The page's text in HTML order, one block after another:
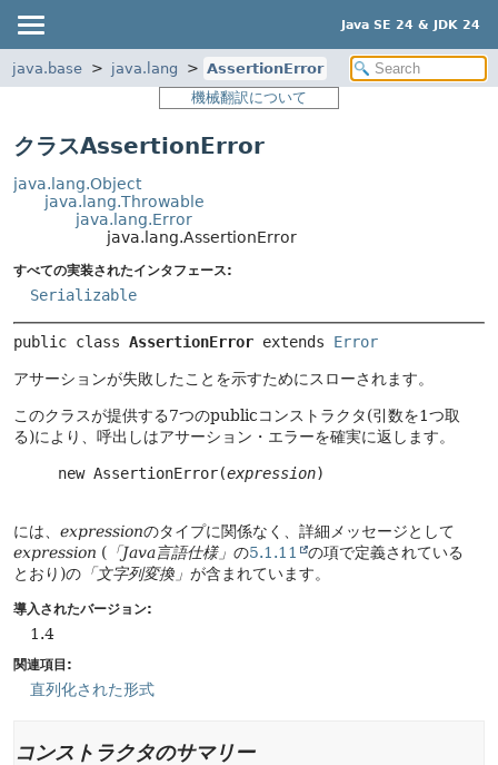
Java SE 24 & JDK 24
java.base java.lang
AssertionError
機械翻訳について
クラスAssertionError
java.lang.Object
java.lang.Throwable
java.lang.Error
java.lang.AssertionError
すべての実装されたインタフェース:
Serializable
public class AssertionError extends Error
アサーションが失敗したことを示すためにスローされます。
このクラスが提供する7つのpublicコンストラクタ(引数を1つ取
る)により、呼出しはアサーション・エラーを確実に返します。
     new AssertionError(
expression)
には、 expressionのタイプに関係なく、詳細メッセージとして
expression ( 「Java言語仕様」 の5.1.11
の項で定義されている
とおり)の 「文字列変換」 が含まれています。
導入されたバージョン:
1.4
関連項目:
直列化された形式
コンストラクタのサマリー